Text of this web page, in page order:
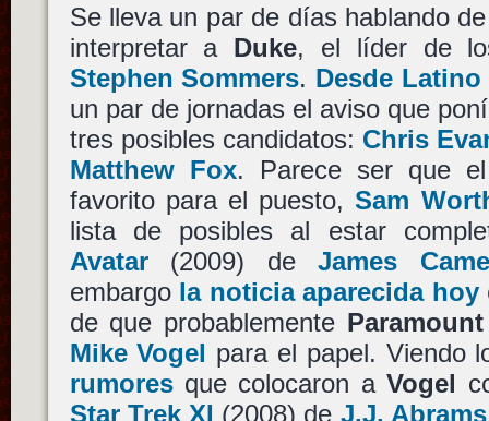
Se lleva un par de días hablando
interpretar a Duke, el líder de
Stephen Sommers. Desde Latino
un par de jornadas el aviso que
tres posibles candidatos: Chris
Matthew Fox. Parece ser que
favorito para el puesto,Sam
lista de posibles al estar
Avatar(2009) deJames
embargo la noticia aparecida hoy
de que probablemente
Mike Vogel para el papel. Viendo
rumoresque colocaron aVogel
Star Trek XI (2008) de J.J. Abrams